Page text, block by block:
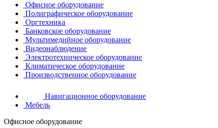
Офисное оборудование
Полиграфическое оборудование
Оргтехника
Банковское оборудование
Мультимедийное оборудование
Видеонаблюдение
Электротехническое оборудование
Климатическое оборудование
Производственное оборудование
Навигационное оборудование
Мебель
Офисное оборудование